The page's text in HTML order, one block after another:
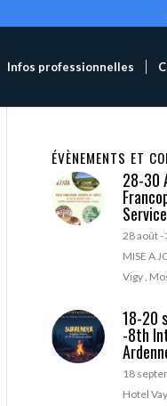
Infos professionnelles
ÉVÈNEMENTS ET
28-30
Service
28 août-
MISE A
Vigy ,
18-20
-8th
18
Hotel